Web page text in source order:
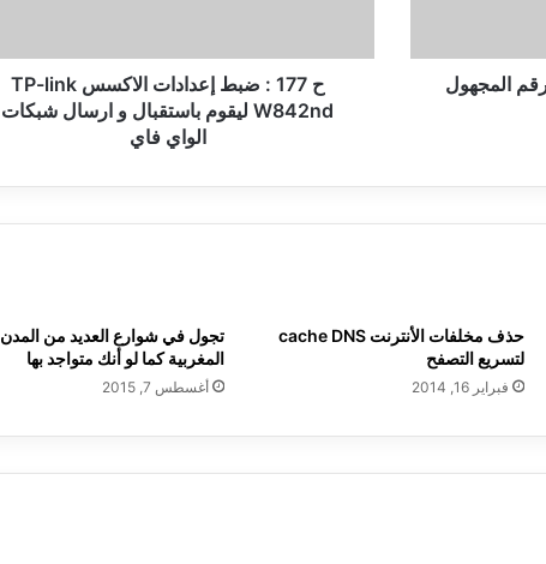
المجهول
W842nd
باستقبال
ح 177 : ضبط إعدادات الاكسس TP-link
W842nd ليقوم باستقبال و ارسال شبكات
الواي فاي
حذف مخلفات الأنترنت cache DNS
لتسريع التصفح
فبراير 16, 2014
تجول في شوارع العديد من المدن
المغربية كما لو أنك متواجد بها
أغسطس 7, 2015